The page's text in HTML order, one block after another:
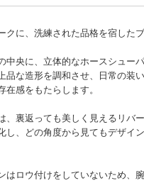
クに、洗練された品格を宿したブ
中央に、立体的なホースシュー
品な造形を調和させ、日常の装
在感をもたらします。
、裏返っても美しく見えるリバ
し、どの角度から見てもデザイ
はロウ付けをしていないため、